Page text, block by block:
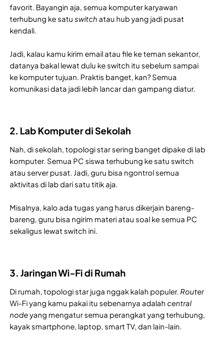
favorit. Bayangin aja, semua komputer karyawan
terhubung ke satu switch atau hub yang jadi pusat
kendali.
Jadi, kalau kamu kirim email atau file ke teman sekantor,
datanya bakal lewat dulu ke switch itu sebelum sampai
ke komputer tujuan. Praktis banget, kan? Semua
komunikasi data jadi lebih lancar dan gampang diatur.
2. Lab Komputer di Sekolah
Nah, di sekolah, topologi star sering banget dipake di lab
komputer. Semua PC siswa terhubung ke satu switch
atau server pusat. Jadi, guru bisa ngontrol semua
aktivitas di lab dari satu titik aja.
Misalnya, kalo ada tugas yang harus dikerjain bareng-
bareng, guru bisa ngirim materi atau soal ke semua PC
sekaligus lewat switch ini.
3. Jaringan Wi-Fi di Rumah
Di rumah, topologi star juga nggak kalah populer. Router
Wi-Fi yang kamu pakai itu sebenarnya adalah central
nodeyang mengatur semua perangkat yang terhubung,
kayak smartphone, laptop, smart TV, dan lain-lain.